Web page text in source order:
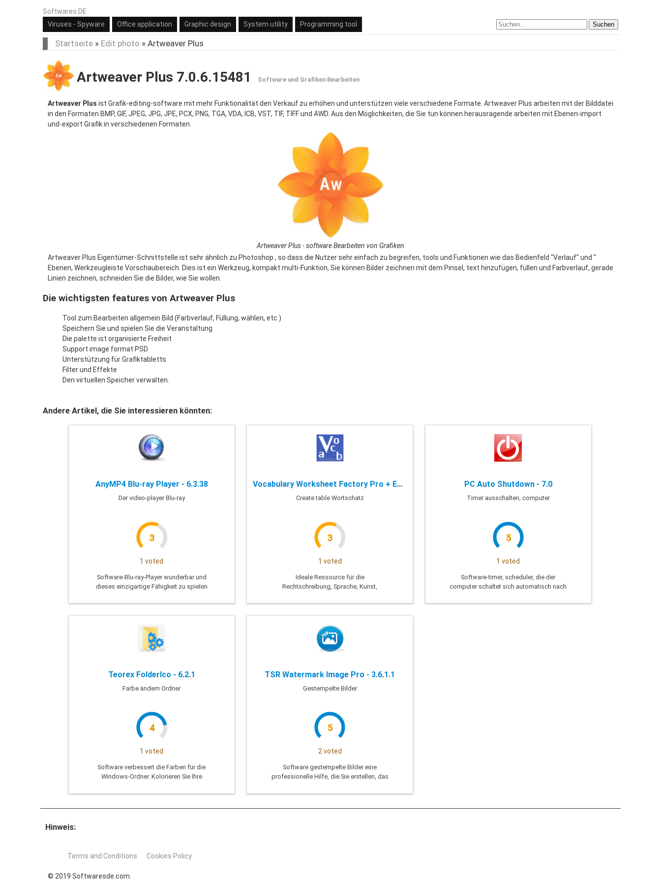
Softwares DE
Viruses - Spyware
Office application Graphic design System utility Programming tool Suchen
Startseite » Edit photo » Artweaver Plus
Artweaver Plus 7.0.6.15481 Software und Grafiken Bearbeiten
Artweaver Plus ist Grafik-editing-software mit mehr Funktionalität den Verkauf zu erhöhen und unterstützen viele verschiedene Formate. Artweaver Plus arbeiten mit der Bilddatei
in den Formaten BMP, GIF, JPEG, JPG, JPE, PCX, PNG, TGA, VDA, ICB, VST, TIF, TIFF und AWD. Aus den Möglichkeiten, die Sie tun können herausragende arbeiten mit Ebenen-import
und-export Grafik in verschiedenen Formaten.
Artweaver Plus - software Bearbeiten von Grafiken
Artweaver Plus Eigentümer-Schnittstelle ist sehr ähnlich zu Photoshop , so dass die Nutzer sehr einfach zu begreifen, tools und Funktionen wie das Bedienfeld "Verlauf" und "
Ebenen, Werkzeugleiste Vorschaubereich. Dies ist ein Werkzeug, kompakt multi-Funktion, Sie können Bilder zeichnen mit dem Pinsel, text hinzufügen, füllen und Farbverlauf, gerade
Linien zeichnen, schneiden Sie die Bilder, wie Sie wollen.
Die wichtigsten features von Artweaver Plus
Tool zum Bearbeiten allgemein Bild (Farbverlauf, Füllung, wählen, etc.)
Speichern Sie und spielen Sie die Veranstaltung
Die palette ist organisierte Freiheit
Support image format PSD
Unterstützung für Grafiktabletts
Filter und Effekte
Den virtuellen Speicher verwalten.
Andere Artikel, die Sie interessieren könnten:
AnyMP4 Blu-ray Player - 6.3.38
Der video-player Blu-ray
3
1 voted
Software-Blu-ray-Player wunderbar und
dieses einzigartige Fähigkeit zu spielen
in der region
Vocabulary Worksheet Factory Pro + Enterprise - 6.1.109.0
Create table Wortschatz
3
1 voted
Ideale Ressource für die
Rechtschreibung, Sprache, Kunst,
Wortschatz.
PC Auto Shutdown - 7.0
Timer ausschalten, computer
5
1 voted
Software-timer, scheduler, die der
computer schaltet sich automatisch nach
Teorex FolderIco - 6.2.1
Farbe ändern Ordner
4
1 voted
Software verbessert die Farben für die
Windows-Ordner. Kolorieren Sie Ihre
Klassifizierung der Datei
TSR Watermark Image Pro - 3.6.1.1
Gestempelte Bilder
5
2 voted
Software gestempelte Bilder eine
professionelle Hilfe, die Sie erstellen, das
Hinweis:
Terms and Conditions Cookies Policy
© 2019 Softwaresde.com.